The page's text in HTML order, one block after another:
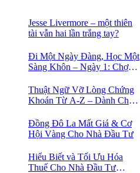
Jesse Livermore – một thiên
tài vẫn hai lần trắng tay?
Đi Một Ngày Đàng, Học Một
Sàng Khôn – Ngày 1: Chợ
Thuật Ngữ Vỡ Lòng Chứng
Khoán Từ A-Z – Dành Cho
Đồng Đô La Mất Giá & Cơ
Hội Vàng Cho Nhà Đầu Tư
Hiểu Biết và Tối Ưu Hóa
Thuế Cho Nhà Đầu Tư